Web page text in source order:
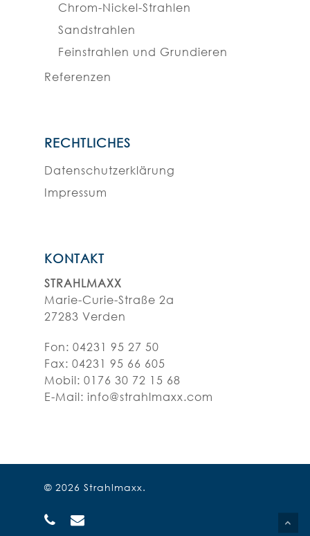
Chrom-Nickel-Strahlen
Sandstrahlen
Feinstrahlen und Grundieren
Referenzen
RECHTLICHES
Datenschutzerklärung
Impressum
KONTAKT
STRAHLMAXX
Marie-Curie-Straße 2a
27283 Verden
Fon: 04231 95 27 50
Fax: 04231 95 66 605
Mobil: 0176 30 72 15 68
E-Mail: info@strahlmaxx.com
© 2026 Strahlmaxx.
phoneemail